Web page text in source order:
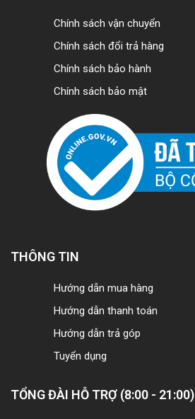
Chính sách vận chuyển
Chính sách đổi trả hàng
Chính sách bảo hành
Chính sách bảo mật
THÔNG TIN
Hướng dẫn mua hàng
Hướng dẫn thanh toán
Hướng dẫn trả góp
Tuyển dụng
TỔNG ĐÀI HỖ TRỢ (8:00 - 21:00)